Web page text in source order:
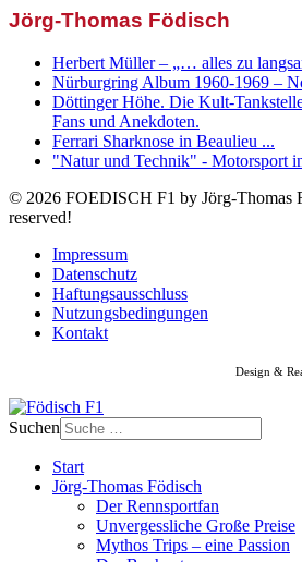
Jörg-Thomas Födisch
Herbert Müller – „… alles zu
Nürburgring Album 1960-1969 –
Döttinger Höhe. Die Kult-
Fans und Anekdoten.
Ferrari Sharknose in Beaulieu ...
"Natur und Technik" - Motorsport
© 2026 FOEDISCH F1 by Jörg-Thomas
reserved!
Impressum
Datenschutz
Haftungsausschluss
Nutzungsbedingungen
Kontakt
Design &
Suchen
Start
Jörg-Thomas Födisch
Der Rennsportfan
Unvergessliche Große Preise
Mythos Trips – eine Passion